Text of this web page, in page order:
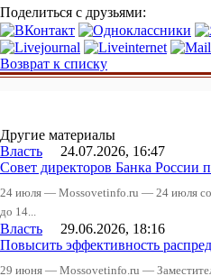
Поделиться с друзьями:
Возврат к списку
Другие материалы
Власть 24.07.2026, 16:47
Совет директоров Банка России
24 июля — Mossovetinfo.ru — 24 июля
до 14...
Власть 29.06.2026, 18:16
Повысить эффективность
29 июня — Mossovetinfo.ru —